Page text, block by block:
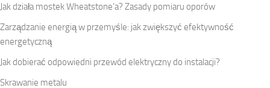
Jak działa mostek Wheatstone’a? Zasady pomiaru oporów
Zarządzanie energią w przemyśle: jak zwiększyć efektywność
energetyczną
Jak dobierać odpowiedni przewód elektryczny do instalacji?
Skrawanie metalu